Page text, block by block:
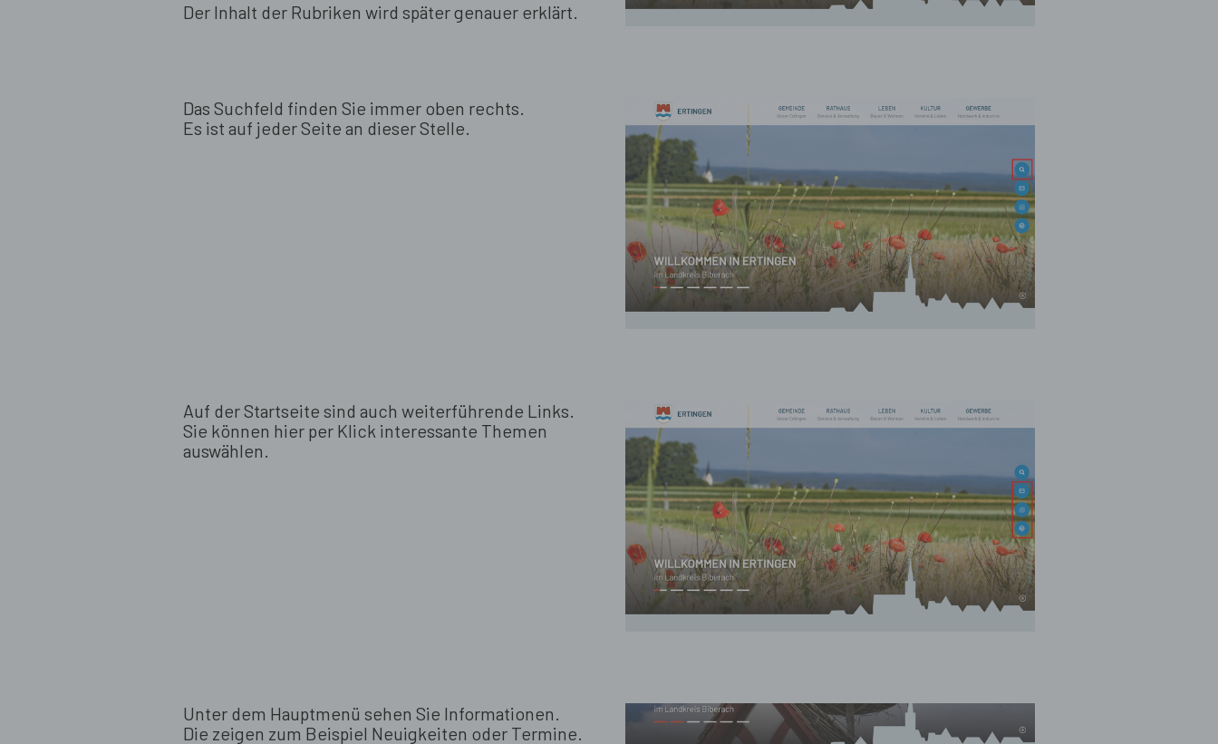
Der Inhalt der Rubriken wird später genauer erklärt.
Das Suchfeld finden Sie immer oben rechts.
Es ist auf jeder Seite an dieser Stelle.
Auf der Startseite sind auch weiterführende Links.
Sie können hier per Klick interessante Themen
auswählen.
Unter dem Hauptmenü sehen Sie Informationen.
Die zeigen zum Beispiel Neuigkeiten oder Termine.